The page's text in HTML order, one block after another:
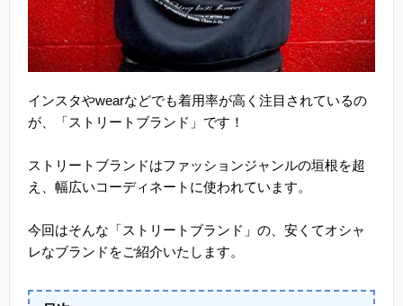
インスタやwearなどでも着用率が高く注目されているの
が、「ストリートブランド」です！
ストリートブランドはファッションジャンルの垣根を超
え、幅広いコーディネートに使われています。
今回はそんな「ストリートブランド」の、安くてオシャ
レなブランドをご紹介いたします。